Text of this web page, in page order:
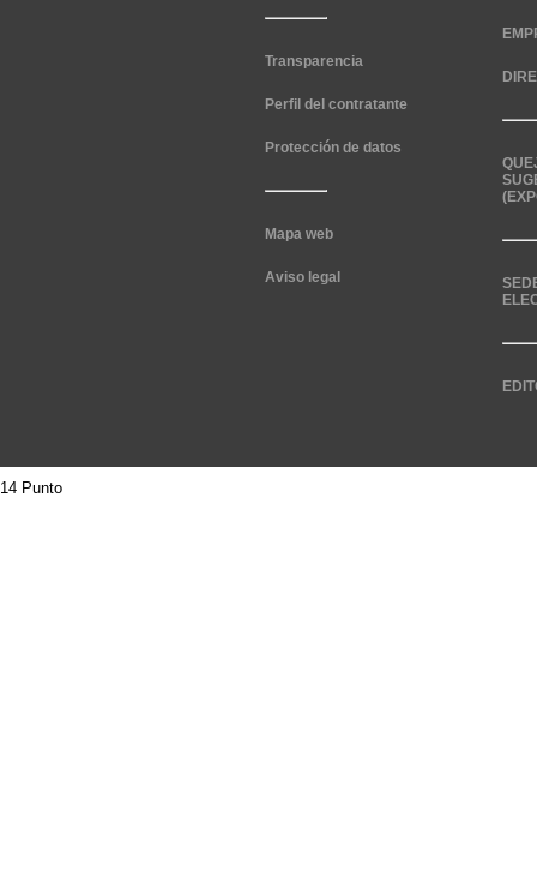
Transparencia
Perfil del contratante
Protección de datos
Mapa web
Aviso legal
14 Punto